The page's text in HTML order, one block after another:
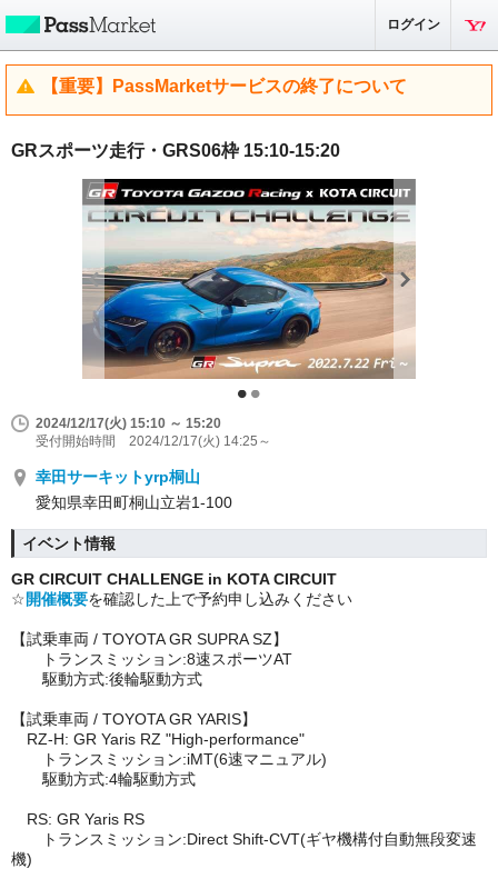
ログイン
【重要】PassMarketサービスの終了について
GRスポーツ走行・GRS06枠 15:10-15:20
2024/12/17(火) 15:10 ～ 15:20
受付開始時間 2024/12/17(火) 14:25～
幸田サーキットyrp桐山
愛知県幸田町桐山立岩1-100
イベント情報
GR CIRCUIT CHALLENGE in KOTA CIRCUIT
☆開催概要を確認した上で予約申し込みください
【試乗車両 / TOYOTA GR SUPRA SZ】
トランスミッション:8速スポーツAT
駆動方式:後輪駆動方式
【試乗車両 / TOYOTA GR YARIS】
RZ-H: GR Yaris RZ "High-performance"
トランスミッション:iMT(6速マニュアル)
駆動方式:4輪駆動方式
RS: GR Yaris RS
トランスミッション:Direct Shift-CVT(ギヤ機構付自動無段変速
機)